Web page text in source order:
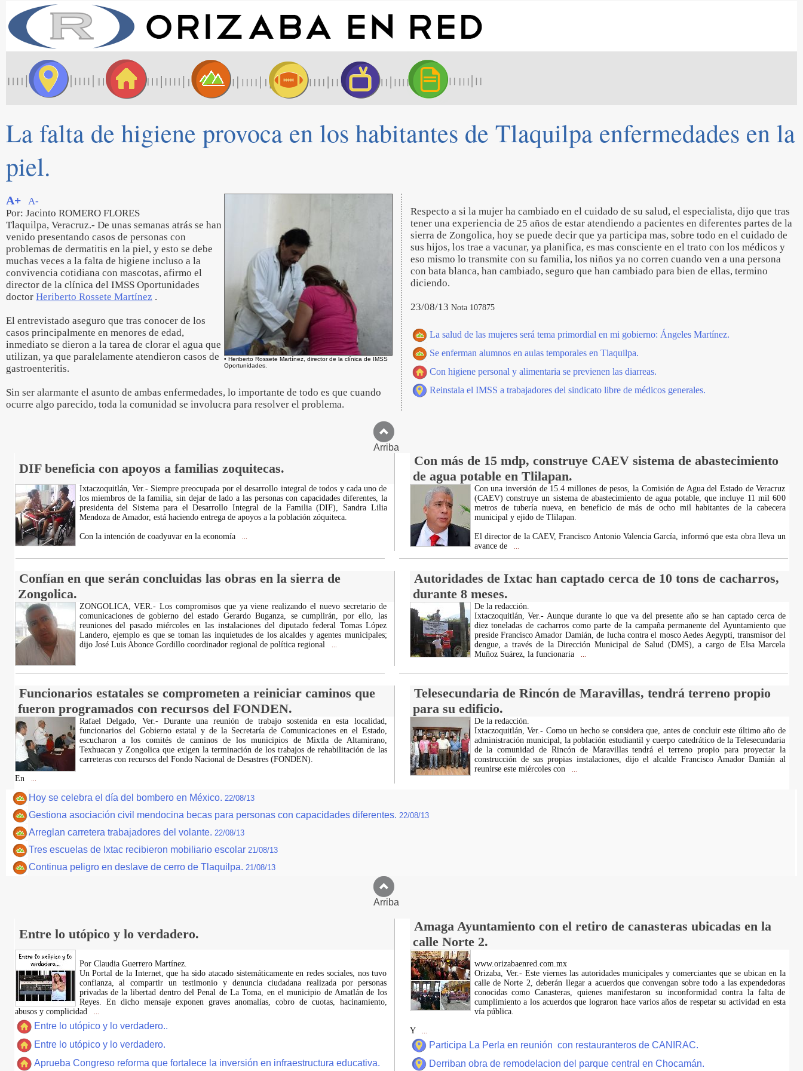
La falta de higiene provoca en los habitantes de Tlaquilpa enfermedades en la
piel.
• Heriberto Rossete Martínez, director de la clínica de IMSS
Oportunidades.
A+
A-
Por: Jacinto ROMERO FLORES
Tlaquilpa, Veracruz.- De unas semanas atrás se han
venido presentando casos de personas con
problemas de dermatitis en la piel, y esto se debe
muchas veces a la falta de higiene incluso a la
convivencia cotidiana con mascotas, afirmo el
director de la clínica del IMSS Oportunidades
doctor Heriberto Rossete Martínez .
El entrevistado aseguro que tras conocer de los
casos principalmente en menores de edad,
inmediato se dieron a la tarea de clorar el agua que
utilizan, ya que paralelamente atendieron casos de
gastroenteritis.
Sin ser alarmante el asunto de ambas enfermedades, lo importante de todo es que cuando
ocurre algo parecido, toda la comunidad se involucra para resolver el problema.
Respecto a si la mujer ha cambiado en el cuidado de su salud, el especialista, dijo que tras
tener una experiencia de 25 años de estar atendiendo a pacientes en diferentes partes de la
sierra de Zongolica, hoy se puede decir que ya participa mas, sobre todo en el cuidado de
sus hijos, los trae a vacunar, ya planifica, es mas consciente en el trato con los médicos y
eso mismo lo transmite con su familia, los niños ya no corren cuando ven a una persona
con bata blanca, han cambiado, seguro que han cambiado para bien de ellas, termino
diciendo.
23/08/13 Nota 107875
La salud de las mujeres será tema primordial en mi gobierno: Ángeles Martínez.
Se enferman alumnos en aulas temporales en Tlaquilpa.
Con higiene personal y alimentaria se previenen las diarreas.
Reinstala el IMSS a trabajadores del sindicato libre de médicos generales.
Arriba
DIF beneficia con apoyos a familias zoquitecas.
Con más de 15 mdp, construye CAEV sistema de abastecimiento
de agua potable en Tlilapan.
Ixtaczoquitlán, Ver.- Siempre preocupada por el desarrollo integral de todos y cada uno de
los miembros de la familia, sin dejar de lado a las personas con capacidades diferentes, la
presidenta del Sistema para el Desarrollo Integral de la Familia (DIF), Sandra Lilia
Mendoza de Amador, está haciendo entrega de apoyos a la población zóquiteca.
Con la intención de coadyuvar en la economía
Con una inversión de 15.4 millones de pesos, la Comisión de Agua del Estado de Veracruz
(CAEV) construye un sistema de abastecimiento de agua potable, que incluye 11 mil 600
metros de tubería nueva, en beneficio de más de ocho mil habitantes de la cabecera
municipal y ejido de Tlilapan.
El director de la CAEV, Francisco Antonio Valencia García, informó que esta obra lleva un
avance de
Confían en que serán concluidas las obras en la sierra de
Zongolica.
Autoridades de Ixtac han captado cerca de 10 tons de cacharros,
durante 8 meses.
ZONGOLICA, VER.- Los compromisos que ya viene realizando el nuevo secretario de
comunicaciones de gobierno del estado Gerardo Buganza, se cumplirán, por ello, las
reuniones del pasado miércoles en las instalaciones del diputado federal Tomas López
Landero, ejemplo es que se toman las inquietudes de los alcaldes y agentes municipales;
dijo José Luis Abonce Gordillo coordinador regional de política regional
De la redacción.
Ixtaczoquitlán, Ver.- Aunque durante lo que va del presente año se han captado cerca de
diez toneladas de cacharros como parte de la campaña permanente del Ayuntamiento que
preside Francisco Amador Damián, de lucha contra el mosco Aedes Aegypti, transmisor del
dengue, a través de la Dirección Municipal de Salud (DMS), a cargo de Elsa Marcela
Muñoz Suárez, la funcionaria
Funcionarios estatales se comprometen a reiniciar caminos que
fueron programados con recursos del FONDEN.
Telesecundaria de Rincón de Maravillas, tendrá terreno propio
para su edificio.
Rafael Delgado, Ver.- Durante una reunión de trabajo sostenida en esta localidad,
funcionarios del Gobierno estatal y de la Secretaría de Comunicaciones en el Estado,
escucharon a los comités de caminos de los municipios de Mixtla de Altamirano,
Texhuacan y Zongolica que exigen la terminación de los trabajos de rehabilitación de las
carreteras con recursos del Fondo Nacional de Desastres (FONDEN).
En
De la redacción.
Ixtaczoquitlán, Ver.- Como un hecho se considera que, antes de concluir este último año de
administración municipal, la población estudiantil y cuerpo catedrático de la Telesecundaria
de la comunidad de Rincón de Maravillas tendrá el terreno propio para proyectar la
construcción de sus propias instalaciones, dijo el alcalde Francisco Amador Damián al
reunirse este miércoles con
Hoy se celebra el día del bombero en México. 22/08/13
Gestiona asociación civil mendocina becas para personas con capacidades diferentes. 22/08/13
Arreglan carretera trabajadores del volante. 22/08/13
Tres escuelas de Ixtac recibieron mobiliario escolar 21/08/13
Continua peligro en deslave de cerro de Tlaquilpa. 21/08/13
Arriba
Entre lo utópico y lo verdadero.
Amaga Ayuntamiento con el retiro de canasteras ubicadas en la
calle Norte 2.
Por Claudia Guerrero Martínez.
​Un Portal de la Internet, que ha sido atacado sistemáticamente en redes sociales, nos tuvo
confianza, al compartir un testimonio y denuncia ciudadana realizada por personas
privadas de la libertad dentro del Penal de La Toma, en el municipio de Amatlán de los
Reyes. En dicho mensaje exponen graves anomalías, cobro de cuotas, hacinamiento,
abusos y complicidad
Entre lo utópico y lo verdadero..
Entre lo utópico y lo verdadero.
Aprueba Congreso reforma que fortalece la inversión en infraestructura educativa.
www.orizabaenred.com.mx
Orizaba, Ver.- Este viernes las autoridades municipales y comerciantes que se ubican en la
calle de Norte 2, deberán llegar a acuerdos que convengan sobre todo a las expendedoras
conocidas como Canasteras, quienes manifestaron su inconformidad contra la falta de
cumplimiento a los acuerdos que lograron hace varios años de respetar su actividad en esta
vía pública.
Y
Participa La Perla en reunión con restauranteros de CANIRAC.
Derriban obra de remodelacion del parque central en Chocamán.